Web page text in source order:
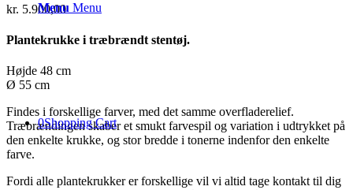
Menu Menu
0Shopping Cart
kr. 5.900,00
Plantekrukke i træbrændt stentøj.
Højde 48 cm
Ø 55 cm
Findes i forskellige farver, med det samme overfladerelief.
Træbrændingen skaber et smukt farvespil og variation i udtrykket på
den enkelte krukke, og stor bredde i tonerne indenfor den enkelte
farve.
Fordi alle plantekrukker er forskellige vil vi altid tage kontakt til dig